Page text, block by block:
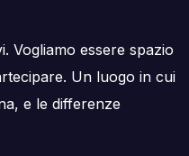
Vogliamo essere spazio
Un luogo in cui
e le differenze